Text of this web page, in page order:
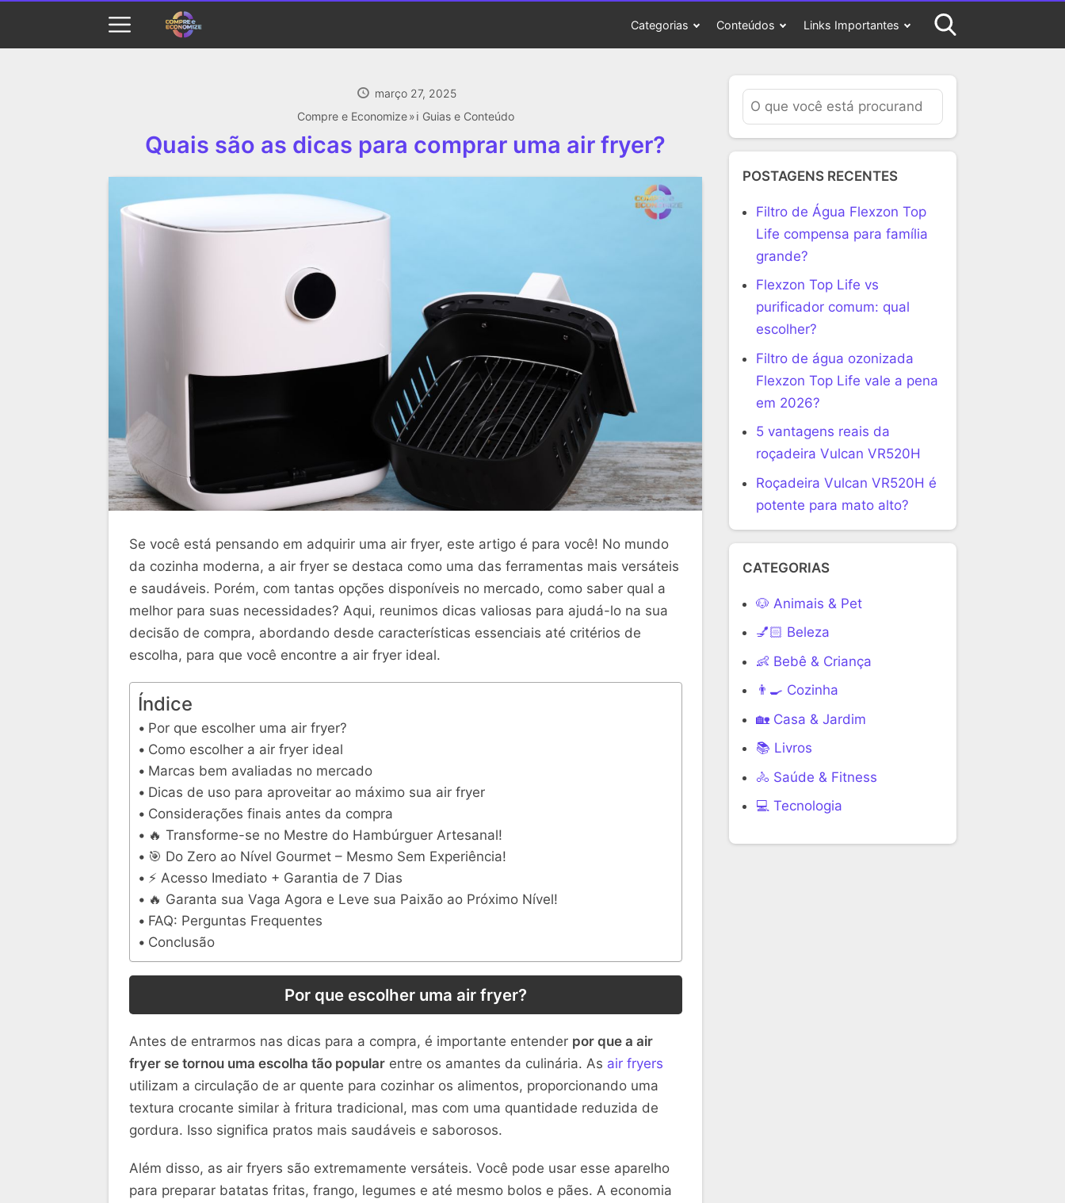
Categorias Conteúdos Links Importantes
março 27, 2025
Compre e Economize
ℹ️ Guias e Conteúdo
Quais são as dicas para comprar uma air fryer?
Se você está pensando em adquirir uma air fryer, este artigo é para você! No mundo
da cozinha moderna, a air fryer se destaca como uma das ferramentas mais versáteis
e saudáveis. Porém, com tantas opções disponíveis no mercado, como saber qual a
melhor para suas necessidades? Aqui, reunimos dicas valiosas para ajudá-lo na sua
decisão de compra, abordando desde características essenciais até critérios de
escolha, para que você encontre a air fryer ideal.
Índice
Por que escolher uma air fryer?
Como escolher a air fryer ideal
Marcas bem avaliadas no mercado
Dicas de uso para aproveitar ao máximo sua air fryer
Considerações finais antes da compra
🔥 Transforme-se no Mestre do Hambúrguer Artesanal!
🎯 Do Zero ao Nível Gourmet – Mesmo Sem Experiência!
⚡ Acesso Imediato + Garantia de 7 Dias
🔥 Garanta sua Vaga Agora e Leve sua Paixão ao Próximo Nível!
FAQ: Perguntas Frequentes
Conclusão
Por que escolher uma air fryer?
Antes de entrarmos nas dicas para a compra, é importante entender por que a air
fryer se tornou uma escolha tão popularentre os amantes da culinária. As air fryers
utilizam a circulação de ar quente para cozinhar os alimentos, proporcionando uma
textura crocante similar à fritura tradicional, mas com uma quantidade reduzida de
gordura. Isso significa pratos mais saudáveis e saborosos.
Além disso, as air fryers são extremamente versáteis. Você pode usar esse aparelho
para preparar batatas fritas, frango, legumes e até mesmo bolos e pães. A economia
POSTAGENS RECENTES
Filtro de Água Flexzon Top
Life compensa para família
grande?
Flexzon Top Life vs
purificador comum: qual
escolher?
Filtro de água ozonizada
Flexzon Top Life vale a pena
em 2026?
5 vantagens reais da
roçadeira Vulcan VR520H
Roçadeira Vulcan VR520H é
potente para mato alto?
CATEGORIAS
🐶 Animais & Pet
💅🏻 Beleza
👶 Bebê & Criança
👨‍🍳 Cozinha
🏡 Casa & Jardim
📚 Livros
🚴 Saúde & Fitness
‍💻 Tecnologia